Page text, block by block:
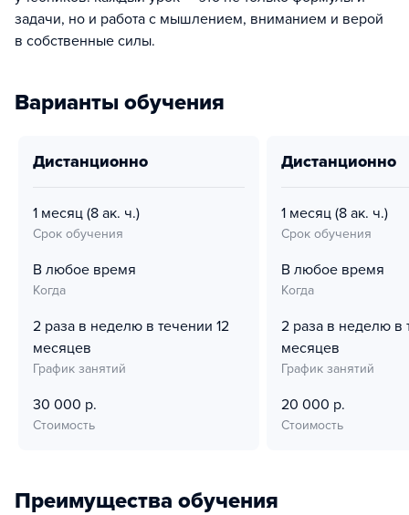
задачи, но и работа с мышлением, вниманием и верой
в собственные силы.
Варианты обучения
дистанционно
1 месяц (8 ак. ч.)
Срок обучения
В любое время
Когда
2 раза в неделю в течении 12
месяцев
График занятий
30 000 р.
Стоимость
дистанционно
1 месяц (8 ак. ч.)
Срок обучения
В любое время
Когда
2 раза в неделю в
месяцев
График занятий
20 000 р.
Стоимость
Преимущества обучения